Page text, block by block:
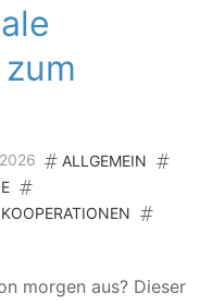
ALLGEMEIN
KOOPERATIONEN
mor­gen aus? Die­ser